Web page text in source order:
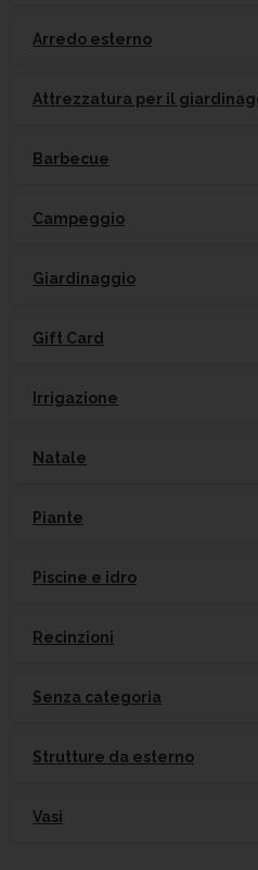
Arredo esterno
Attrezzatura per il
Barbecue
Campeggio
Giardinaggio
Gift Card
Irrigazione
Natale
Piante
Piscine e idro
Recinzioni
Senza categoria
Strutture da esterno
Vasi